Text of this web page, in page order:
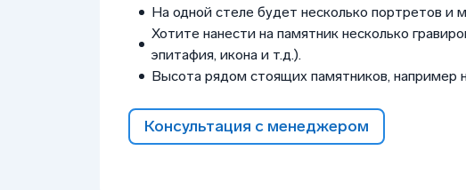
На одной стеле будет несколько портретов и
Хотите нанести на памятник несколько
эпитафия, икона и т.д.).
Высота рядом стоящих памятников, например
Консультация с менеджером